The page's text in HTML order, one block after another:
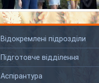
Відокремлені підрозділи
Підготовче відділення
Аспірантура